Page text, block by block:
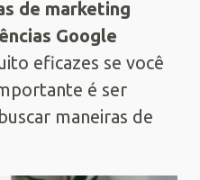
de marketing
Google
eficazes se você
é ser
maneiras de